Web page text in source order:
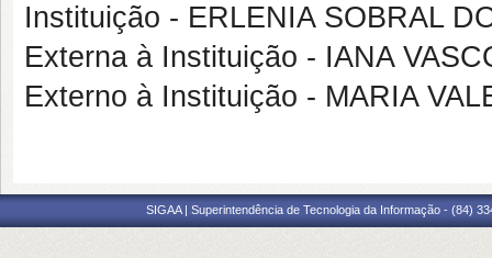
Instituição - ERLENIA SOBRAL
Externa à Instituição - IANA
Externo à Instituição - MARIA
SIGAA | Superintendência de Tecnologia da Informação - (84)